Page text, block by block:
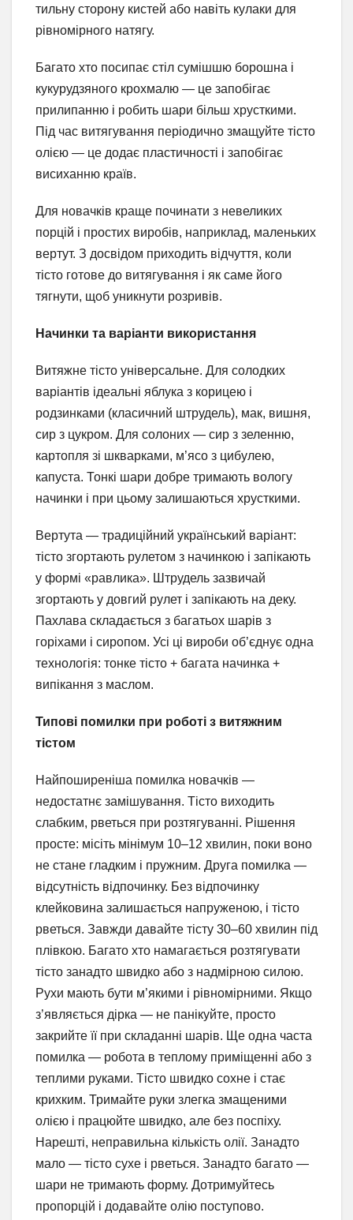
тильну сторону кистей або навіть кулаки для
рівномірного натягу.
Багато хто посипає стіл сумішшю борошна і
кукурудзяного крохмалю — це запобігає
прилипанню і робить шари більш хрусткими.
Під час витягування періодично змащуйте тісто
олією — це додає пластичності і запобігає
висиханню країв.
Для новачків краще починати з невеликих
порцій і простих виробів, наприклад, маленьких
вертут. З досвідом приходить відчуття, коли
тісто готове до витягування і як саме його
тягнути, щоб уникнути розривів.
Начинки та варіанти використання
Витяжне тісто універсальне. Для солодких
варіантів ідеальні яблука з корицею і
родзинками (класичний штрудель), мак, вишня,
сир з цукром. Для солоних — сир з зеленню,
картопля зі шкварками, м’ясо з цибулею,
капуста. Тонкі шари добре тримають вологу
начинки і при цьому залишаються хрусткими.
Вертута — традиційний український варіант:
тісто згортають рулетом з начинкою і запікають
у формі «равлика». Штрудель зазвичай
згортають у довгий рулет і запікають на деку.
Пахлава складається з багатьох шарів з
горіхами і сиропом. Усі ці вироби об’єднує одна
технологія: тонке тісто + багата начинка +
випікання з маслом.
Типові помилки при роботі з витяжним
тістом
Найпоширеніша помилка новачків —
недостатнє замішування. Тісто виходить
слабким, рветься при розтягуванні. Рішення
просте: місіть мінімум 10–12 хвилин, поки воно
не стане гладким і пружним. Друга помилка —
відсутність відпочинку. Без відпочинку
клейковина залишається напруженою, і тісто
рветься. Завжди давайте тісту 30–60 хвилин під
плівкою. Багато хто намагається розтягувати
тісто занадто швидко або з надмірною силою.
Рухи мають бути м’якими і рівномірними. Якщо
з’являється дірка — не панікуйте, просто
закрийте її при складанні шарів. Ще одна часта
помилка — робота в теплому приміщенні або з
теплими руками. Тісто швидко сохне і стає
крихким. Тримайте руки злегка змащеними
олією і працюйте швидко, але без поспіху.
Нарешті, неправильна кількість олії. Занадто
мало — тісто сухе і рветься. Занадто багато —
шари не тримають форму. Дотримуйтесь
пропорцій і додавайте олію поступово.